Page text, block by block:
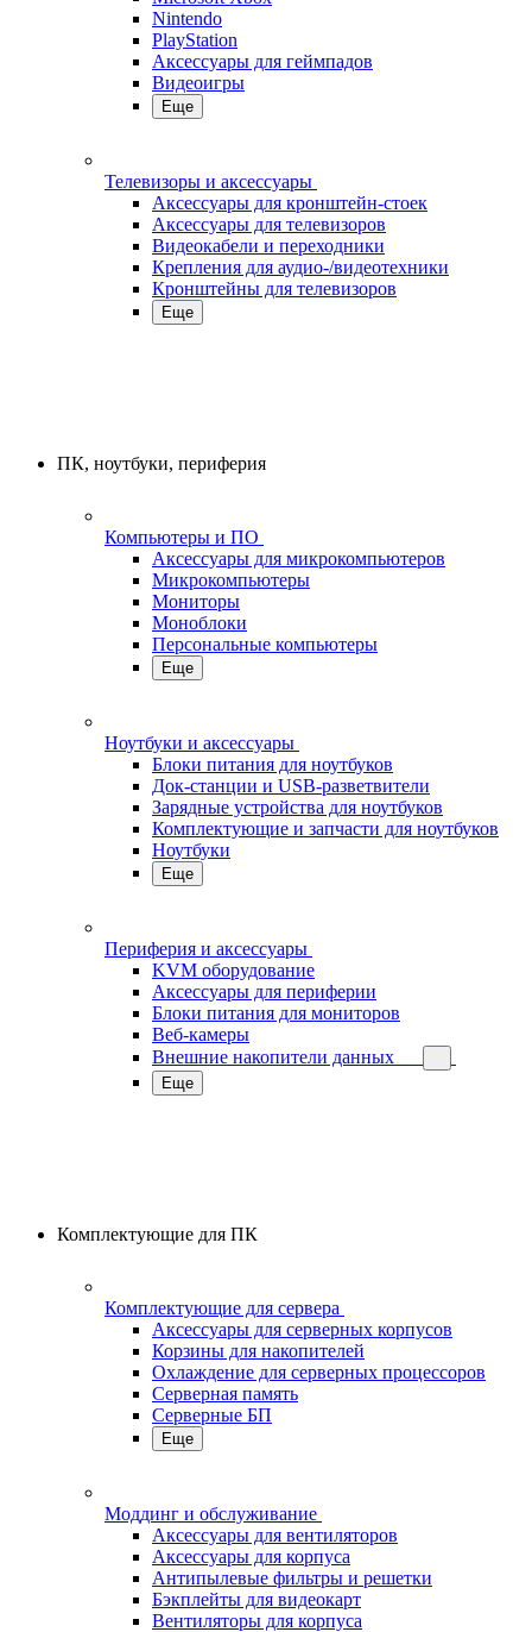
Nintendo
PlayStation
Аксессуары для геймпадов
Видеоигры
Еще
Телевизоры и аксессуары
Аксессуары для кронштейн-стоек
Аксессуары для телевизоров
Видеокабели и переходники
Крепления для аудио-/видеотехники
Кронштейны для телевизоров
Еще
ПК, ноутбуки, периферия
Компьютеры и ПО
Аксессуары для микрокомпьютеров
Микрокомпьютеры
Мониторы
Моноблоки
Персональные компьютеры
Еще
Ноутбуки и аксессуары
Блоки питания для ноутбуков
Док-станции и USB-разветвители
Зарядные устройства для ноутбуков
Комплектующие и запчасти для ноутбуков
Ноутбуки
Еще
Периферия и аксессуары
KVM оборудование
Аксессуары для периферии
Блоки питания для мониторов
Веб-камеры
Внешние накопители данных
Еще
Комплектующие для ПК
Комплектующие для сервера
Аксессуары для серверных корпусов
Корзины для накопителей
Охлаждение для серверных процессоров
Серверная память
Серверные БП
Еще
Моддинг и обслуживание
Аксессуары для вентиляторов
Аксессуары для корпуса
Антипылевые фильтры и решетки
Бэкплейты для видеокарт
Вентиляторы для корпуса